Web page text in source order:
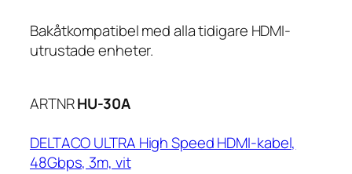
Bakåtkompatibel med alla tidigare HDMI-
utrustade enheter.
ARTNRHU-30A
DELTACO ULTRA High Speed HDMI-kabel,
48Gbps, 3m, vit